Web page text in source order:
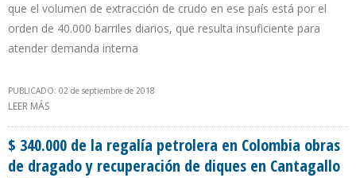
que el volumen de extracción de crudo en ese país está por el
orden de 40.000 barriles diarios, que resulta insuficiente para
atender demanda interna
PUBLICADO: 02 de septiembre de 2018
LEER MÁS
$ 340.000 de la regalía petrolera en Colombia obras
de dragado y recuperación de diques en Cantagallo